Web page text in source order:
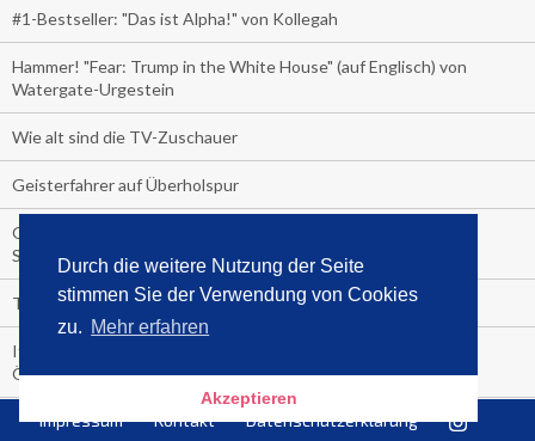
Durch die weitere Nutzung der Seite
stimmen Sie der Verwendung von Cookies
zu. Mehr erfahren
Akzeptieren
#1-Bestseller: "Das ist Alpha!" von Kollegah
Hammer! "Fear: Trump in the White House" (auf Englisch) von
Watergate-Urgestein
Wie alt sind die TV-Zuschauer
Geisterfahrer auf Überholspur
Gegen Einsamkeit: Single-Haushalte schauen täglich fast 6
Stunden TV
TV-Quote:
Italienisches Kochbuch schießt auf Nummer 1 in Deutschland,
Österreich und Schweiz
Blick in die Garage der TV-Dauerglotzer
Impressum Kontakt Datenschutzerklärung